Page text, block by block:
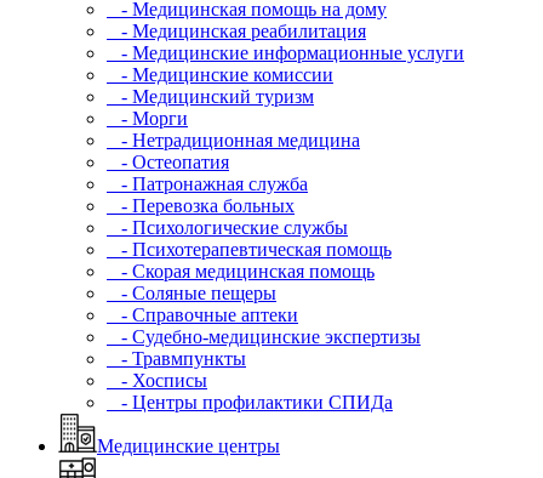
- Медицинская помощь на дому
- Медицинская реабилитация
- Медицинские информационные услуги
- Медицинские комиссии
- Медицинский туризм
- Морги
- Нетрадиционная медицина
- Остеопатия
- Патронажная служба
- Перевозка больных
- Психологические службы
- Психотерапевтическая помощь
- Скорая медицинская помощь
- Соляные пещеры
- Справочные аптеки
- Судебно-медицинские экспертизы
- Травмпункты
- Хосписы
- Центры профилактики СПИДа
Медицинские центры